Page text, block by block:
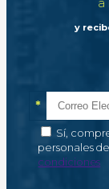
a
y
Correo
*Campo
Autorización
Sí,
personales
condiciones